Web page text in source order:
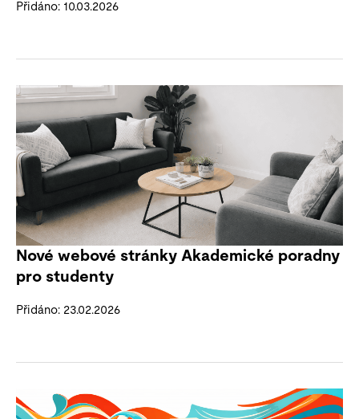
Přidáno: 10.03.2026
Nové webové stránky Akademické poradny
pro studenty
Přidáno: 23.02.2026